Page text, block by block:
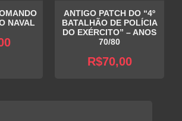
NAVAL
ANTIGO PATCH DO “4º
BATALHÃO DE POLÍCIA
DO EXÉRCITO” – ANOS
70/80
R$70,00